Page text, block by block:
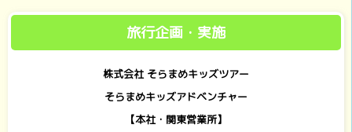
旅行企画・実施
株式会社 そらまめキッズツアー
そらまめキッズアドベンチャー
【本社・関東営業所】